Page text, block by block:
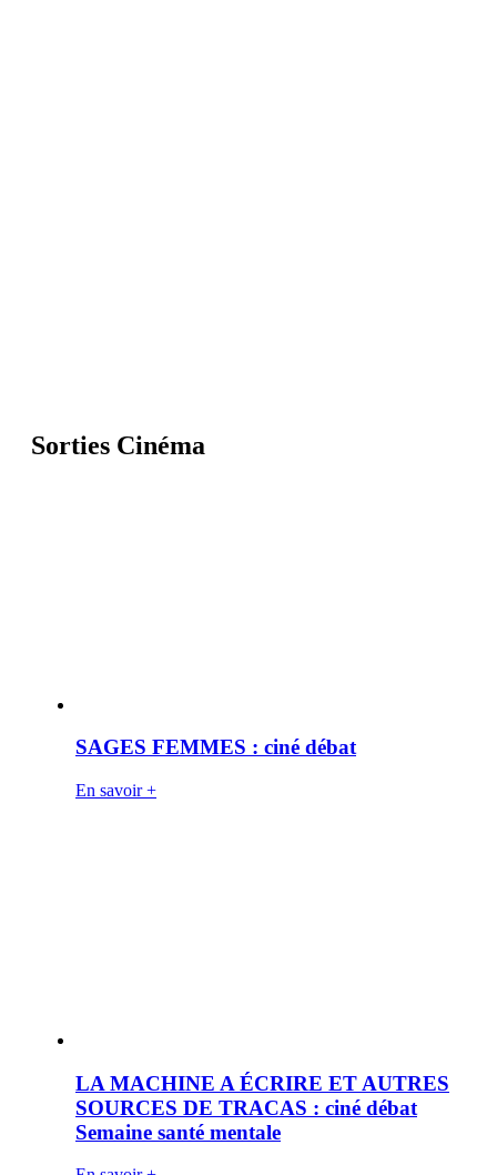
Sorties Cinéma
SAGES FEMMES : ciné débat
En savoir +
LA MACHINE A ÉCRIRE ET AUTRES
SOURCES DE TRACAS : ciné débat
Semaine santé mentale